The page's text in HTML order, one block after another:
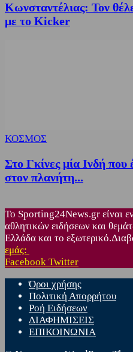
Κωνσταντέλιας: Τον
με το Kicker
ΚΟΣΜΟΣ
Στο Γκίνες μία Ινδή που
στον πλανήτη...
Το Sporting24News.gr είναι
αθλητικών ειδήσεων και
Ελλάδα και το
εμάς:
Facebook Twitter
Όροι χρήσης
Πολιτική Απορρήτου
Ροή Ειδήσεων
ΔΙΑΦΗΜΙΣΕΙΣ
ΕΠΙΚΟΙΝΩΝΙΑ